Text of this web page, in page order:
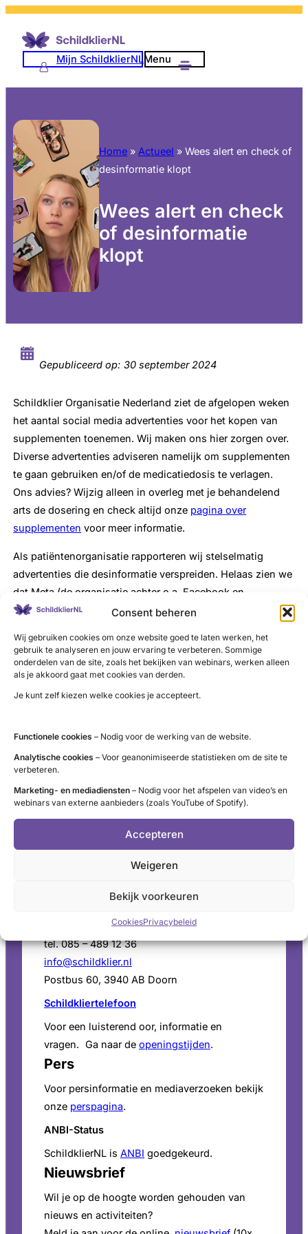
Consent beheren
Wij gebruiken cookies om onze website goed te laten werken, het
gebruik te analyseren en jouw ervaring te verbeteren. Sommige
onderdelen van de site, zoals het bekijken van webinars, werken alleen
als je akkoord gaat met cookies van derden.
Je kunt zelf kiezen welke cookies je accepteert.
Functionele cookies – Nodig voor de werking van de website.
Analytische cookies – Voor geanonimiseerde statistieken om de site te
verbeteren.
Marketing- en mediadiensten – Nodig voor het afspelen van video’s en
webinars van externe aanbieders (zoals YouTube of Spotify).
Accepteren
Weigeren
Bekijk voorkeuren
CookiesPrivacybeleid
Mijn SchildklierNLMenu
Home »Actueel »Wees alert en check of
desinformatie klopt
Wees alert en check
of desinformatie
klopt
Gepubliceerd op: 30 september 2024
Schildklier Organisatie Nederland ziet de afgelopen weken
het aantal social media advertenties voor het kopen van
supplementen toenemen. Wij maken ons hier zorgen over.
Diverse advertenties adviseren namelijk om supplementen
te gaan gebruiken en/of de medicatiedosis te verlagen.
Ons advies? Wijzig alleen in overleg met je behandelend
arts de dosering en check altijd onze pagina over
supplementen voor meer informatie.
Als patiëntenorganisatie rapporteren wij stelselmatig
advertenties die desinformatie verspreiden. Helaas zien we
dat Meta (de organisatie achter o.a. Facebook en
Instagram) de advertenties tot nu laat staan. Daarom
en niet zomaar over te gaan op het aanschaffen van
supplementen of cursussen die een klachtenvrij leven
beloven.
betrouwbare en evidence based informatie.
Instagram
Facebook
Administratie (9 tot 12 uur)
tel. 085 – 489 12 36
info@schildklier.nl
Postbus 60, 3940 AB Doorn
Schildkliertelefoon
Voor een luisterend oor, informatie en
vragen. Ga naar de openingstijden.
Pers
Voor persinformatie en mediaverzoeken bekijk
onze perspagina.
ANBI-Status
SchildklierNL is ANBI goedgekeurd.
Nieuwsbrief
Wil je op de hoogte worden gehouden van
nieuws en activiteiten?